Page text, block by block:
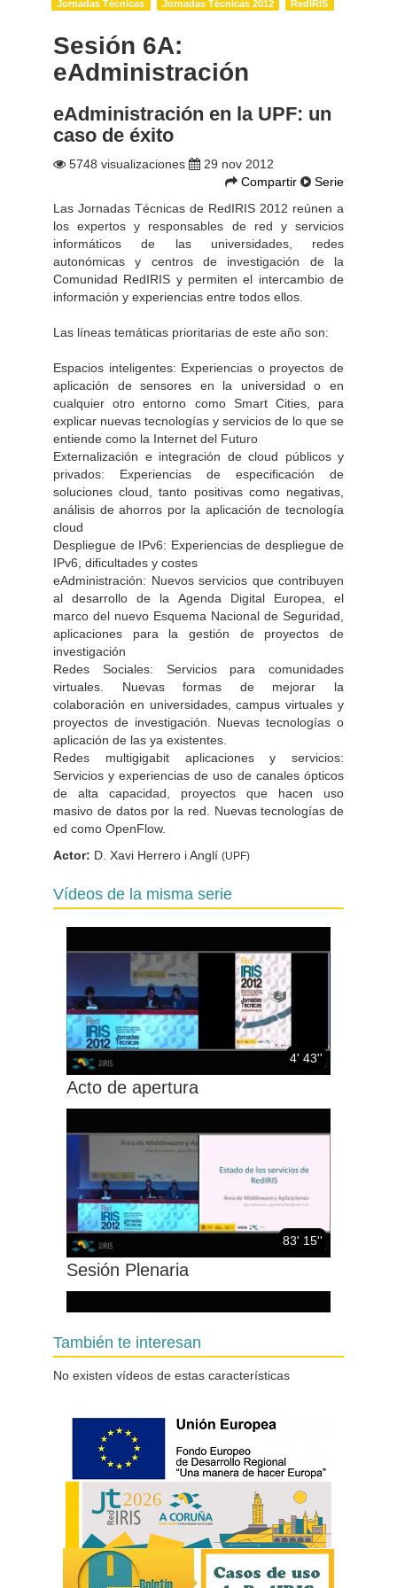
Jornadas Técnicas
Jornadas Técnicas 2012 RedIRIS
Sesión 6A:
eAdministración
eAdministración en la UPF: un
caso de éxito
5748 visualizaciones
29 nov 2012
Compartir
Serie
Las Jornadas Técnicas de RedIRIS 2012 reúnen a
los expertos y responsables de red y servicios
informáticos de las universidades, redes
autonómicas y centros de investigación de la
Comunidad RedIRIS y permiten el intercambio de
información y experiencias entre todos ellos.
Las líneas temáticas prioritarias de este año son:
Espacios inteligentes: Experiencias o proyectos de
aplicación de sensores en la universidad o en
cualquier otro entorno como Smart Cities, para
explicar nuevas tecnologías y servicios de lo que se
entiende como la Internet del Futuro
Externalización e integración de cloud públicos y
privados: Experiencias de especificación de
soluciones cloud, tanto positivas como negativas,
análisis de ahorros por la aplicación de tecnología
cloud
Despliegue de IPv6: Experiencias de despliegue de
IPv6, dificultades y costes
eAdministración: Nuevos servicios que contribuyen
al desarrollo de la Agenda Digital Europea, el
marco del nuevo Esquema Nacional de Seguridad,
aplicaciones para la gestión de proyectos de
investigación
Redes Sociales: Servicios para comunidades
virtuales. Nuevas formas de mejorar la
colaboración en universidades, campus virtuales y
proyectos de investigación. Nuevas tecnologías o
aplicación de las ya existentes.
Redes multigigabit aplicaciones y servicios:
Servicios y experiencias de uso de canales ópticos
de alta capacidad, proyectos que hacen uso
masivo de datos por la red. Nuevas tecnologías de
ed como OpenFlow.
Actor: D. Xavi Herrero i Anglí (UPF)
Vídeos de la misma serie
4' 43''
Acto de apertura
83' 15''
Sesión Plenaria
Participaciones relámpago (I)
sobre
servicios/proyectos/actividades
de instituciones
También te interesan
No existen vídeos de estas características